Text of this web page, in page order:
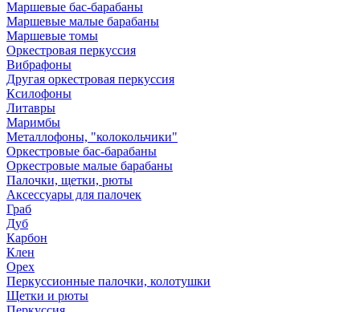
Маршевые бас-барабаны
Маршевые малые барабаны
Маршевые томы
Оркестровая перкуссия
Вибрафоны
Другая оркестровая перкуссия
Ксилофоны
Литавры
Маримбы
Металлофоны, "колокольчики"
Оркестровые бас-барабаны
Оркестровые малые барабаны
Палочки, щетки, рюты
Аксессуары для палочек
Граб
Дуб
Карбон
Клен
Орех
Перкуссионные палочки, колотушки
Щетки и рюты